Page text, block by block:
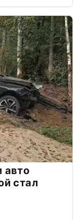
авто
стал